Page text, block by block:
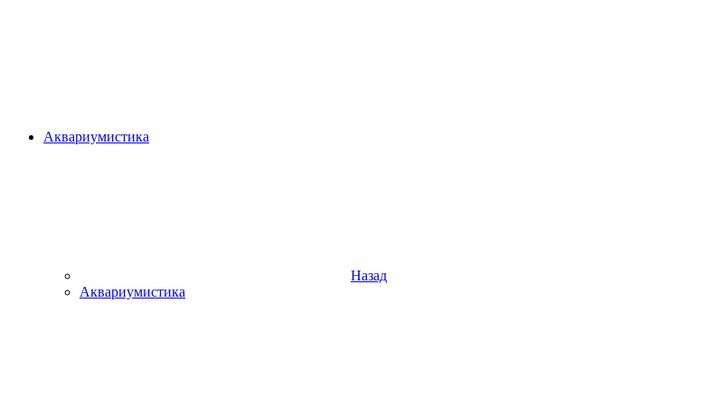
Аквариумистика
Назад
Аквариумистика